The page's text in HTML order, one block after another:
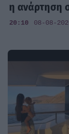
η ανάρτηση
20:10 08-08-